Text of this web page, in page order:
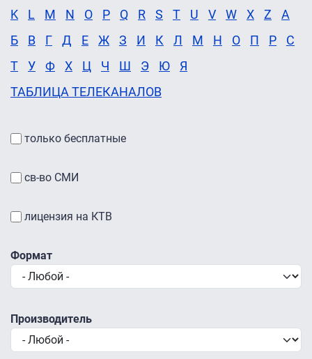
K
L M N O P Q R S T U V W X Z
А
Б
В Г Д Е Ж З И К Л М Н О П Р
С
Т
У Ф Х Ц Ч Ш Э Ю
Я
ТАБЛИЦА ТЕЛЕКАНАЛОВ
только бесплатные
св-во СМИ
лицензия на КТВ
Формат
Производитель